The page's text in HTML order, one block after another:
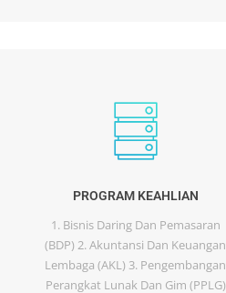
PROGRAM KEAHLIAN
1. Bisnis Daring Dan Pemasaran
(BDP) 2. Akuntansi Dan Keuangan
Lembaga (AKL) 3. Pengembangan
Perangkat Lunak Dan Gim (PPLG)